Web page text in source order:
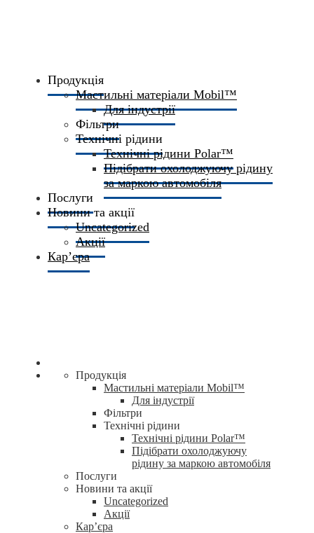
Продукція
Мастильні матеріали Mobil™
Для індустрії
Фільтри
Технічні рідини
Технічні рідини Polar™
Підібрати охолоджуючу рідину
за маркою автомобіля
Послуги
Новини та акції
Uncategorized
Акції
Кар’єра
Продукція
Мастильні матеріали Mobil™
Для індустрії
Фільтри
Технічні рідини
Технічні рідини Polar™
Підібрати охолоджуючу
рідину за маркою автомобіля
Послуги
Новини та акції
Uncategorized
Акції
Кар’єра